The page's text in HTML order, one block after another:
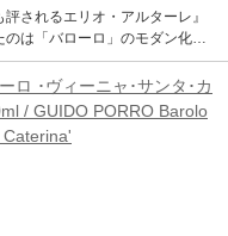
た。その結果、複雑なアロマを
スコが生まれました。 ≪ワイ
ーソン≫ プロドゥットーリ・デ
リリースしてきたシングルヴィ
でも、2021年ヴィンテージは
年、2016年、2017年、201
、コレクター垂涎のネッビオ
の集大成となる。 「2021年は
みました。9月後半から10月に
は日照量の多い暖かい日が続
した。2013年は、濃厚でスパイ
引き締まった力強いタンニ
とするミディアムボディのヴ
：イタ
オ県バローロ東南部モンフォル
ロ) 畑：ロミラスコ、チカラ、
、マセラシオンを施しながらア
高温度は32℃。澱引きし、ス
営。イタリア北部から南部にか
世界的な高評価を受けるワイン
「真のバルバレスコ」◆ ワイ
ッソにて数多あるワイナリーの
トレ・ビッキエリ)を獲得し、ト
妥協のない品質を追求する」と
インをリリースする比類なき
バレスコにある14もの畑のな
評されるエリオ・アルターレ』
のは「バローロ」のモダン化で
ゲの復興でした。 転換点は1976
ブドウの質を高め、ボトリング
るブドウ買取りシステムから
。 『当時は誰も導入していな
トや摘芯を導入したのもエリ
手の半分以下まで落とすことで
きました。当時、他の造り手に
は受入れ難いもので、反対す
ロ ･ヴィーニャ･サンタ･カ
/ GUIDO PORRO Barolo